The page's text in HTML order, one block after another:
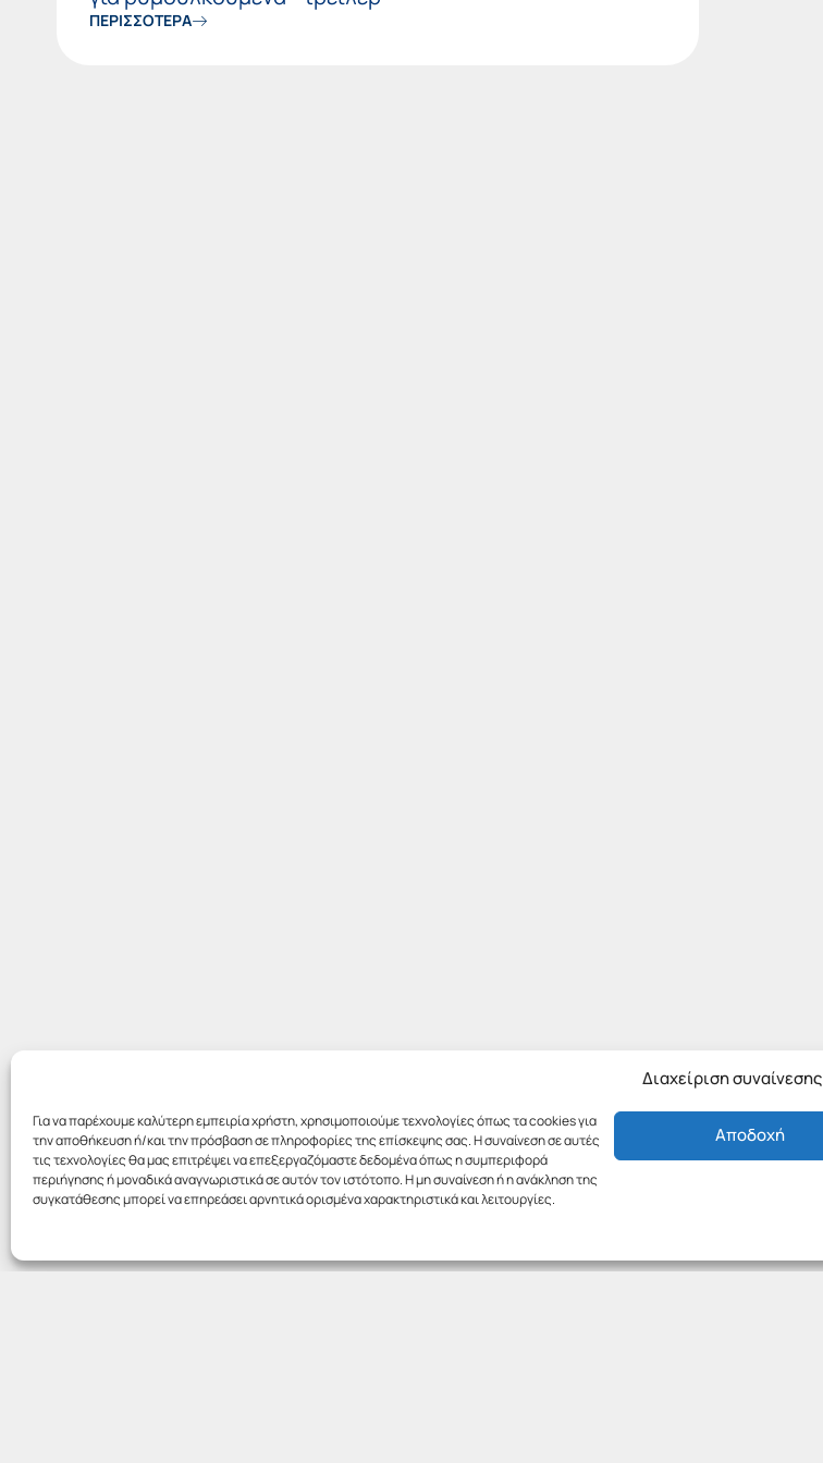
Διαχείριση συναίνεσης
Για να παρέχουμε καλύτερη εμπειρία χρήστη, χρησιμοποιούμε τεχνολογίες όπως τα cookies για
την αποθήκευση ή/και την πρόσβαση σε πληροφορίες της επίσκεψης σας. Η συναίνεση σε αυτές
τις τεχνολογίες θα μας επιτρέψει να επεξεργαζόμαστε δεδομένα όπως η συμπεριφορά
περιήγησης ή μοναδικά αναγνωριστικά σε αυτόν τον ιστότοπο. Η μη συναίνεση ή η ανάκληση της
συγκατάθεσης μπορεί να επηρεάσει αρνητικά ορισμένα χαρακτηριστικά και λειτουργίες.
Αποδοχή
ΠΕΡΙΣΣΟΤΕΡΑ